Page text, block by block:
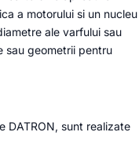
a motorului si un nucleu
ale varfului sau
sau geometrii pentru
DATRON, sunt realizate